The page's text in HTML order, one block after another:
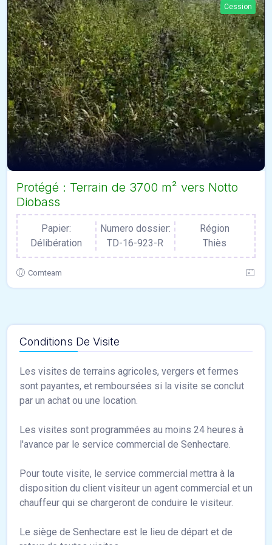
Cession
Protégé : Terrain de 3700 m² vers Notto
Diobass
Papier:
Délibération
Numero dossier:
TD-16-923-R
Région
Thiès
Comteam
Conditions De Visite
Les visites de terrains agricoles, vergers et fermes
sont payantes, et remboursées si la visite se conclut
par un achat ou une location.
Les visites sont programmées au moins 24 heures à
l'avance par le service commercial de Senhectare.
Pour toute visite, le service commercial mettra à la
disposition du client visiteur un agent commercial et un
chauffeur qui se chargeront de conduire le visiteur.
Le siège de Senhectare est le lieu de départ et de